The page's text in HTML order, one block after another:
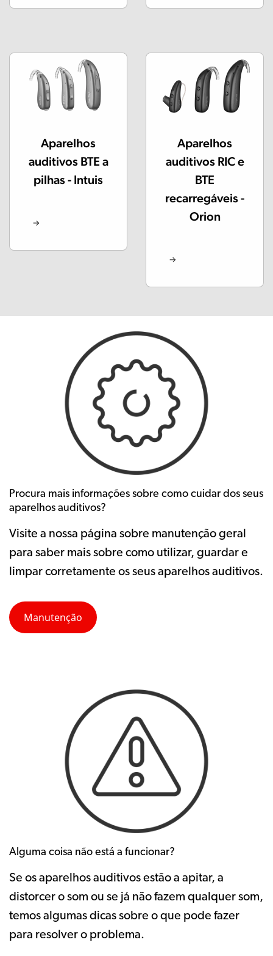
Aparelhos
auditivos BTE a
pilhas - Intuis
Aparelhos
auditivos RIC e
BTE
recarregáveis -
Orion
Procura mais informações sobre como cuidar dos seus
aparelhos auditivos?
Visite a nossa página sobre manutenção geral
para saber mais sobre como utilizar, guardar e
limpar corretamente os seus aparelhos auditivos.
Manutenção
Alguma coisa não está a funcionar?
Se os aparelhos auditivos estão a apitar, a
distorcer o som ou se já não fazem qualquer som,
temos algumas dicas sobre o que pode fazer
para resolver o problema.